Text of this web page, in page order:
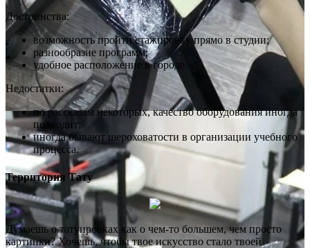
Достоинства:
возможность пройти стажировку прямо в студии;
разнообразие программ;
удобное расположение в городе.
Недостатки:
по рассказам некоторых, качество оборудования иногда
подводит;
иногда бывают шероховатости в организации учебного
процесса.
Территория Тату
Думаешь о татуировках как о чем-то большем, чем просто
картинки? Хочешь, чтобы твое искусство стало твоей